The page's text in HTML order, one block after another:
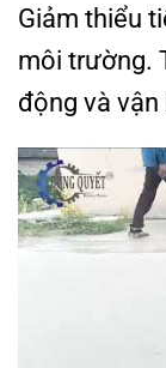
Giảm thiểu
môi trường.
động và